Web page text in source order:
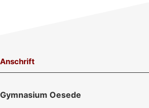
Anschrift
Gymnasium Oesede